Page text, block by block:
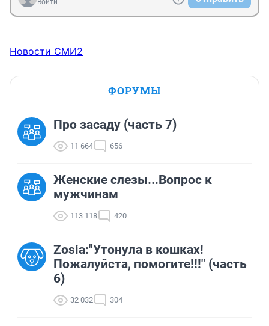
Войти
Новости СМИ2
ФОРУМЫ
Про засаду (часть 7)
11 664 656
Женские слезы...Вопрос к
мужчинам
113 118 420
Zosia:"Утонула в кошках!
Пожалуйста, помогите!!!" (часть
6)
32 032 304